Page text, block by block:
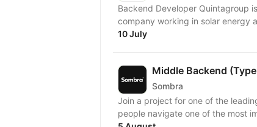
Backend Developer Quintagroup is looking for a Backend Developer to join a European
company working in solar energy
10 July
Middle Backend
Sombra
Join a project for one of the
people navigate one of the most